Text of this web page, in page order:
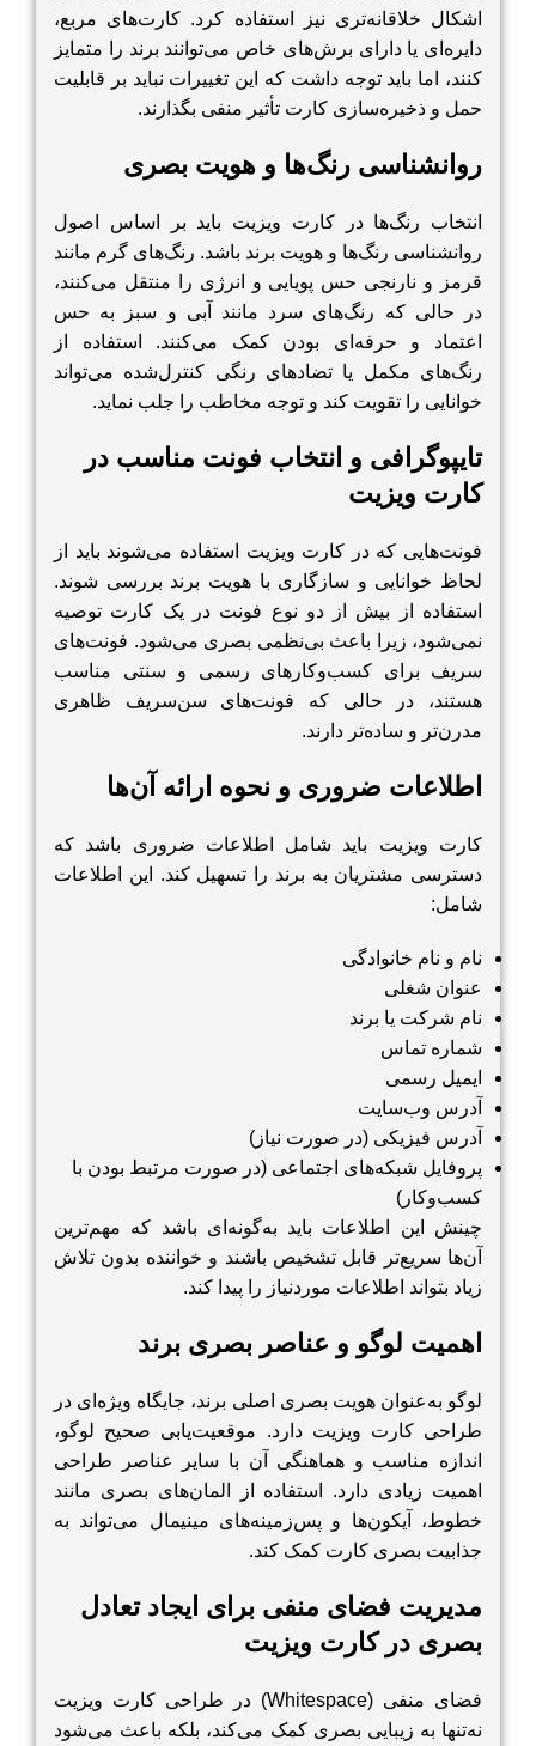
اشکال خلاقانه‌تری نیز استفاده کرد. کارت‌های مربع،
دایره‌ای یا دارای برش‌های خاص می‌توانند برند را متمایز
کنند، اما باید توجه داشت که این تغییرات نباید بر قابلیت
حمل و ذخیره‌سازی کارت تأثیر منفی بگذارند.
روانشناسی رنگ‌ها و هویت بصری
انتخاب رنگ‌ها در کارت ویزیت باید بر اساس اصول
روانشناسی رنگ‌ها و هویت برند باشد. رنگ‌های گرم مانند
قرمز و نارنجی حس پویایی و انرژی را منتقل می‌کنند،
در حالی که رنگ‌های سرد مانند آبی و سبز به حس
اعتماد و حرفه‌ای بودن کمک می‌کنند. استفاده از
رنگ‌های مکمل یا تضادهای رنگی کنترل‌شده می‌تواند
خوانایی را تقویت کند و توجه مخاطب را جلب نماید.
تایپوگرافی و انتخاب فونت مناسب در
کارت ویزیت
فونت‌هایی که در کارت ویزیت استفاده می‌شوند باید از
لحاظ خوانایی و سازگاری با هویت برند بررسی شوند.
استفاده از بیش از دو نوع فونت در یک کارت توصیه
نمی‌شود، زیرا باعث بی‌نظمی بصری می‌شود. فونت‌های
سریف برای کسب‌وکارهای رسمی و سنتی مناسب
هستند، در حالی که فونت‌های سن‌سریف ظاهری
مدرن‌تر و ساده‌تر دارند.
اطلاعات ضروری و نحوه ارائه آن‌ها
کارت ویزیت باید شامل اطلاعات ضروری باشد که
دسترسی مشتریان به برند را تسهیل کند. این اطلاعات
شامل:
نام و نام خانوادگی
عنوان شغلی
نام شرکت یا برند
شماره تماس
ایمیل رسمی
آدرس وب‌سایت
آدرس فیزیکی (در صورت نیاز)
پروفایل شبکه‌های اجتماعی (در صورت مرتبط بودن با
کسب‌وکار)
چینش این اطلاعات باید به‌گونه‌ای باشد که مهم‌ترین
آن‌ها سریع‌تر قابل تشخیص باشند و خواننده بدون تلاش
زیاد بتواند اطلاعات موردنیاز را پیدا کند.
اهمیت لوگو و عناصر بصری برند
لوگو به‌عنوان هویت بصری اصلی برند، جایگاه ویژه‌ای در
طراحی کارت ویزیت دارد. موقعیت‌یابی صحیح لوگو،
اندازه مناسب و هماهنگی آن با سایر عناصر طراحی
اهمیت زیادی دارد. استفاده از المان‌های بصری مانند
خطوط، آیکون‌ها و پس‌زمینه‌های مینیمال می‌تواند به
جذابیت بصری کارت کمک کند.
مدیریت فضای منفی برای ایجاد تعادل
بصری در کارت ویزیت
فضای منفی (Whitespace) در طراحی کارت ویزیت
نه‌تنها به زیبایی بصری کمک می‌کند، بلکه باعث می‌شود